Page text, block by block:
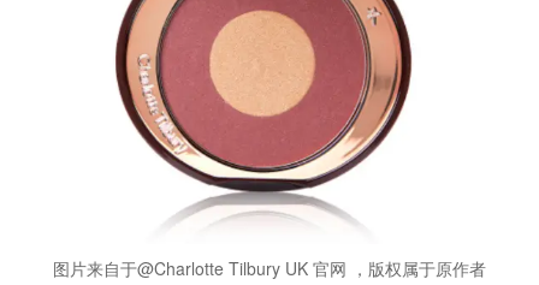
图片来自于@Charlotte Tilbury UK 官网 ，版权属于原作者